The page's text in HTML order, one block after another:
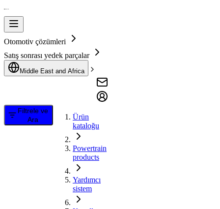
Otomotiv çözümleri
Satış sonrası yedek parçalar
Middle East and Africa
Filtrele ve
Ara
Ürün
kataloğu
Powertrain
products
Yardımcı
sistem